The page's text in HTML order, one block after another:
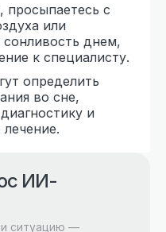
просыпаетесь с
или
днем,
к специалисту.
определить
во сне,
и
ИИ-
ситуацию —